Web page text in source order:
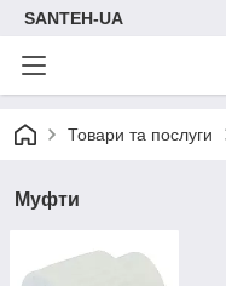
SANTEH-UA
Товари та послуги
Муфти